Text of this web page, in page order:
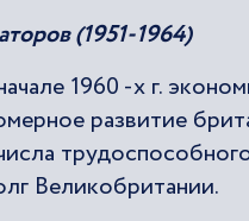
(1951-1964)
1960 -х г.
развитие
Великобритании.